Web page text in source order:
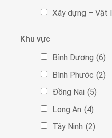
Xây dựng – Vật
Khu vực
Bình Dương (6)
Bình Phước (2)
Đồng Nai (5)
Long An (4)
Tây Ninh (2)